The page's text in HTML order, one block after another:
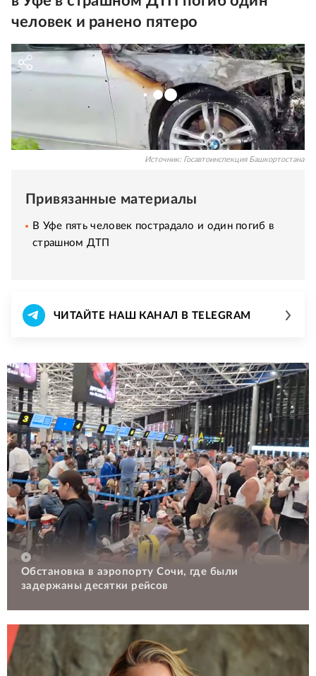
человек и ранено пятеро
Источник: Госавтоинспекция Башкортостана
Привязанные материалы
В Уфе пять человек пострадало и один погиб в
страшном ДТП
ЧИТАЙТЕ НАШ КАНАЛ В TELEGRAM
Обстановка в аэропорту Сочи, где были
задержаны десятки рейсов